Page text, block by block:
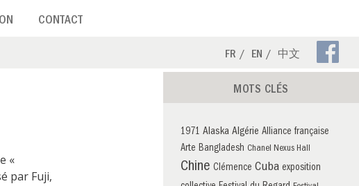
CONTACT
FR EN 中文
«
par Fuji,
MOTS CLÉS
1971 Alaska Algérie Alliance française
Arte Bangladesh Chanel Nexus Hall
Chine Clémence Cuba exposition